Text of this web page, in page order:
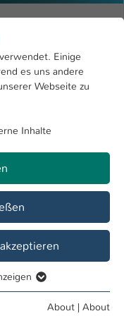
4
Open submenu
Einige
es uns andere
Webseite zu
Inhalte
Funktionen
About | About